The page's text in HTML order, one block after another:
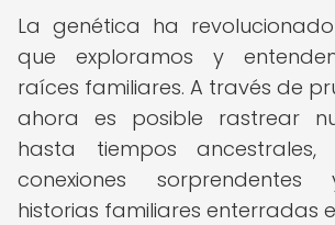
La genética ha
que exploramos y
raíces familiares. A través de
ahora es posible rastrear
hasta tiempos ancestrales,
conexiones
historias familiares enterradas